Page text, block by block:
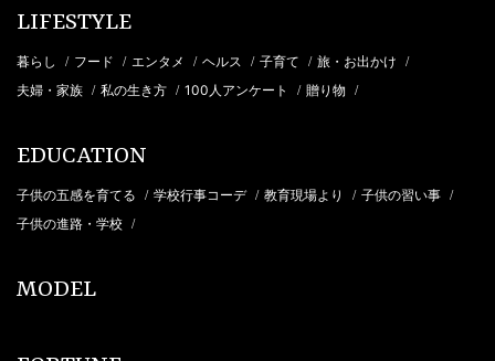
LIFESTYLE
暮らし / フード / エンタメ / ヘルス / 子育て / 旅・お出かけ /
夫婦・家族 / 私の生き方 / 100人アンケート / 贈り物 /
EDUCATION
子供の五感を育てる / 学校行事コーデ / 教育現場より / 子供の習い事 /
子供の進路・学校 /
MODEL